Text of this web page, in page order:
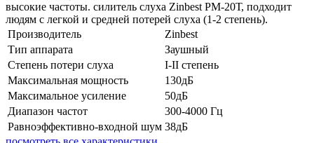
высокие частоты. силитель слуха Zinbest РМ-20Т, подходит
людям с легкой и средней потерей слуха (1-2 степень).
Производитель
Zinbest
Тип аппарата
Заушный
Степень потери слуха
I-II степень
Максимальная мощность
130дБ
Максимальное усиление
50дБ
Диапазон частот
300-4000 Гц
Равноэффективно-входной шум 38дБ